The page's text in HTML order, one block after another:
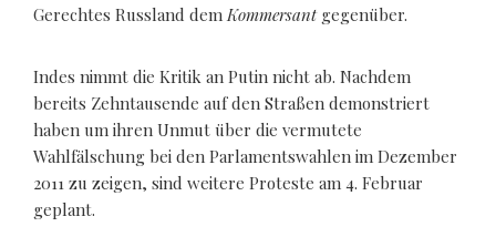
Gerechtes Russland dem Kommersantgegenüber.
Indes nimmt die Kritik an Putin nicht ab. Nachdem
bereits Zehntausende auf den Straßen demonstriert
haben um ihren Unmut über die vermutete
Wahlfälschung bei den Parlamentswahlen im Dezember
2011 zu zeigen, sind weitere Proteste am 4. Februar
geplant.